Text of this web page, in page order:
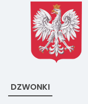
DZWONKI